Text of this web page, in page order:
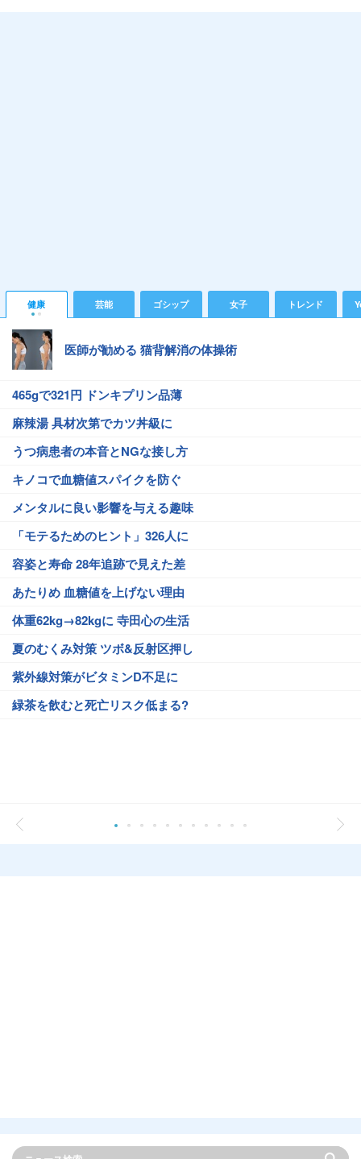
健康 芸能 ゴシップ 女子 トレンド
医師が勧める 猫背解消の体操術
465gで321円 ドンキプリン品薄
麻辣湯 具材次第でカツ丼級に
うつ病患者の本音とNGな接し方
キノコで血糖値スパイクを防ぐ
メンタルに良い影響を与える趣味
「モテるためのヒント」326人に
容姿と寿命 28年追跡で見えた差
あたりめ 血糖値を上げない理由
体重62kg→82kgに 寺田心の生活
夏のむくみ対策 ツボ&反射区押し
紫外線対策がビタミンD不足に
緑茶を飲むと死亡リスク低まる?